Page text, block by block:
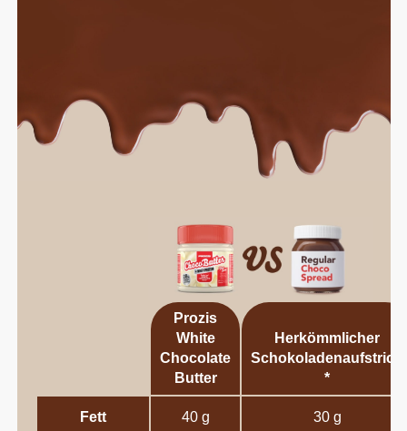
Prozis
White
Chocolate
Butter
Herkömmlicher
Schokoladenaufstrich
*
Fett 40 g 30 g